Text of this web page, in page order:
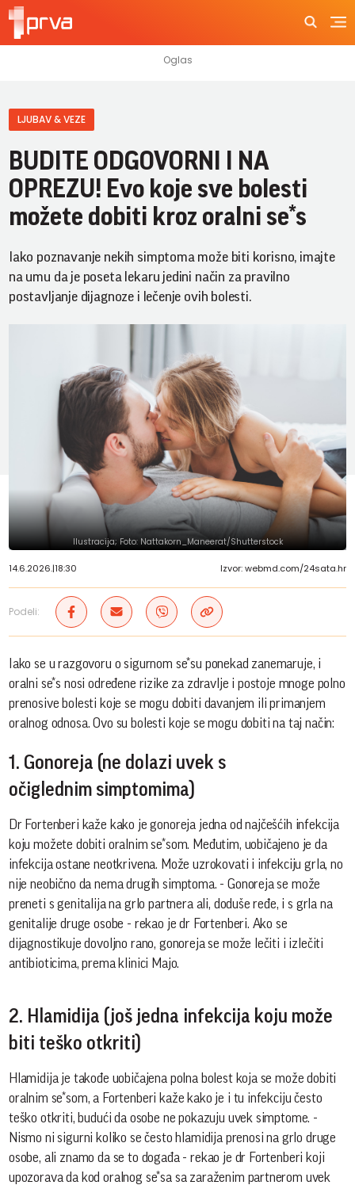
LJUBAV & VEZE
BUDITE ODGOVORNI I NA
OPREZU! Evo koje sve bolesti
možete dobiti kroz oralni se*s
Iako poznavanje nekih simptoma može biti korisno, imajte
na umu da je poseta lekaru jedini način za pravilno
postavljanje dijagnoze i lečenje ovih bolesti.
Ilustracija; Foto: Nattakorn_Maneerat/Shutterstock
14.6.2026.|18:30 Izvor: webmd.com/24sata.hr
Podeli:
Iako se u razgovoru o sigurnom se*su ponekad zanemaruje, i
oralni se*s nosi određene rizike za zdravlje i postoje mnoge polno
prenosive bolesti koje se mogu dobiti davanjem ili primanjem
oralnog odnosa. Ovo su bolesti koje se mogu dobiti na taj način:
1. Gonoreja (ne dolazi uvek s
očiglednim simptomima)
Dr Fortenberi kaže kako je gonoreja jedna od najčešćih infekcija
koju možete dobiti oralnim se*som. Međutim, uobičajeno je da
infekcija ostane neotkrivena. Može uzrokovati i infekciju grla, no
nije neobično da nema drugih simptoma. - Gonoreja se može
preneti s genitalija na grlo partnera ali, doduše ređe, i s grla na
genitalije druge osobe - rekao je dr Fortenberi. Ako se
dijagnostikuje dovoljno rano, gonoreja se može lečiti i izlečiti
antibioticima, prema klinici Majo.
2. Hlamidija (još jedna infekcija koju može
biti teško otkriti)
Hlamidija je takođe uobičajena polna bolest koja se može dobiti
oralnim se*som, a Fortenberi kaže kako je i tu infekciju često
teško otkriti, budući da osobe ne pokazuju uvek simptome. -
Nismo ni sigurni koliko se često hlamidija prenosi na grlo druge
osobe, ali znamo da se to događa - rekao je dr Fortenberi koji
upozorava da kod oralnog se*sa sa zaraženim partnerom uvek